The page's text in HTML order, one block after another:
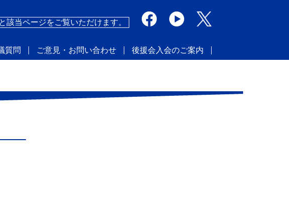
該当ページをご覧いただけます。
質問 ご意見・お問い合わせ 後援会入会のご案内